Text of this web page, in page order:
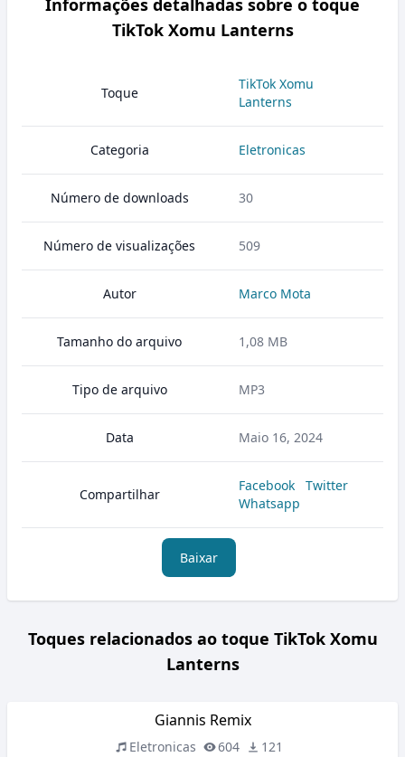
Informações detalhadas sobre o toque
TikTok Xomu Lanterns
Toque
TikTok Xomu
Lanterns
Categoria Eletronicas
Número de downloads 30
Número de visualizações 509
Autor Marco Mota
Tamanho do arquivo 1,08 MB
Tipo de arquivo MP3
Data Maio 16, 2024
Compartilhar
Facebook
Twitter
Whatsapp
Baixar
Toques relacionados ao toque TikTok Xomu
Lanterns
Giannis Remix
Eletronicas 604 121